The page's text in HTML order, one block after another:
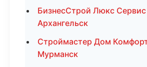
БизнесСтрой Люкс
Архангельск
Строймастер Дом
Мурманск